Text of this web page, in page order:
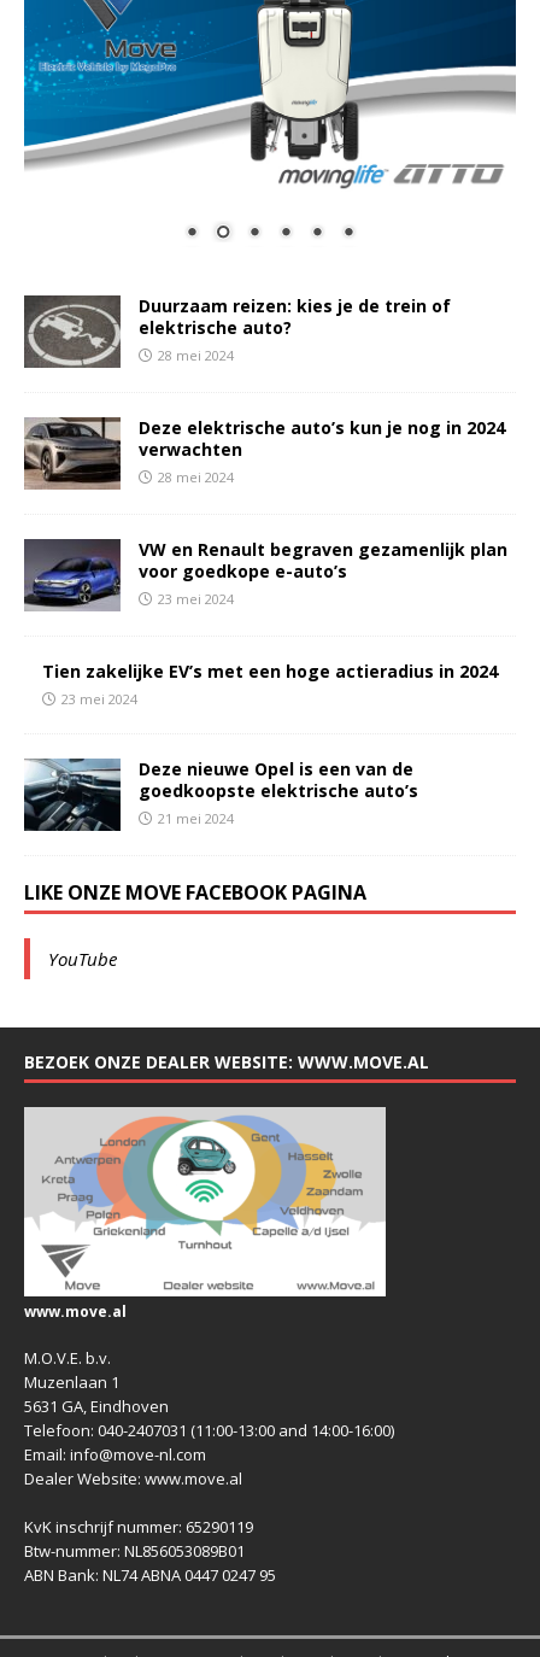
Duurzaam reizen: kies je de trein of
elektrische auto?
28 mei 2024
Deze elektrische auto’s kun je nog in 2024
verwachten
28 mei 2024
VW en Renault begraven gezamenlijk plan
voor goedkope e-auto’s
23 mei 2024
Tien zakelijke EV’s met een hoge actieradius in 2024
23 mei 2024
Deze nieuwe Opel is een van de
goedkoopste elektrische auto’s
21 mei 2024
LIKE ONZE MOVE FACEBOOK PAGINA
YouTube
BEZOEK ONZE DEALER WEBSITE: WWW.MOVE.AL
www.move.al
M.O.V.E. b.v.
Muzenlaan 1
5631 GA, Eindhoven
Telefoon: 040-2407031 (11:00-13:00 and 14:00-16:00)
Email: info@move-nl.com
Dealer Website: www.move.al
KvK inschrijf nummer: 65290119
Btw-nummer: NL856053089B01
ABN Bank: NL74 ABNA 0447 0247 95